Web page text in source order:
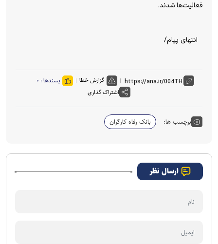
فعالیت‌ها شدند.
انتهای پیام/
گزارش خطا پسندها : ۰
اشتراک گذاری
برچسب ها: بانک رفاه کارگران
ارسال نظر